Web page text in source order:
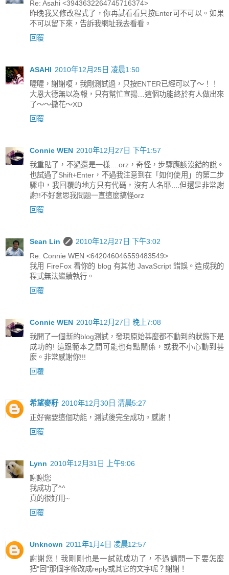
Re: Asahi <3943632264745716374>
昨晚我又修改程式了，你再試看看只按Enter可不可以。如果
不可以留下來，告訴我網址我去看看。
回覆
ASAHI 2010年12月25日 凌晨1:50
喔喔，謝謝嗄，我剛測試過，只按ENTER已經可以了～！！
大恩大德無以為報，只有幫忙宣揚…這個功能終於有人做出來
了～～撒花～XD
回覆
Connie WEN 2010年12月27日 下午1:57
我重貼了，不過還是一樣....orz，奇怪，步驟應該沒錯的說。
也試過了Shift+Enter，不過我注意到在「如何使用」的第二步
驟中，我回覆的地方只有代碼，沒有人名耶....但還是非常謝
謝!!不好意思我問題一直這麼搞怪orz
回覆
Sean Lin
2010年12月27日 下午3:02
Re: Connie WEN <642046046559483549>
我用 FireFox 看你的 blog 有其他 JavaScript 錯誤。造成我的
程式無法繼續執行。
回覆
Connie WEN 2010年12月27日 晚上7:08
我開了一個新的blog測試，發現原始甚麼都不動到的狀態下是
成功的! 這跟範本之間可能也有點關係，或我不小心動到甚
麼。非常感謝你!!!
回覆
希望麥籽 2010年12月30日 清晨5:27
正好需要這個功能，測試後完全成功。感謝！
回覆
Lynn 2010年12月31日 上午9:06
謝謝您
我成功了^^
真的很好用~
回覆
Unknown 2011年1月4日 凌晨12:57
謝謝您！我剛剛也是一試就成功了，不過請問一下要怎麼
把"回"那個字修改成reply或其它的文字呢？謝謝！